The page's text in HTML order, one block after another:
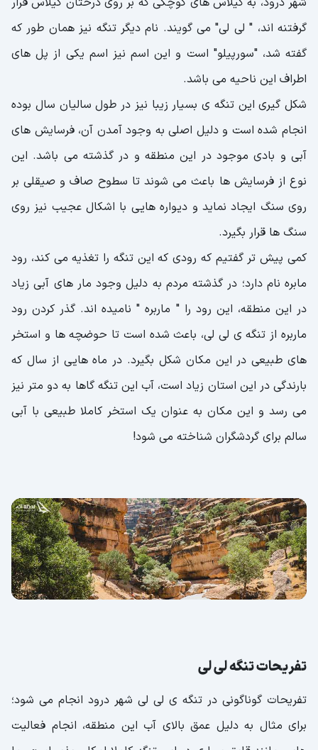
گرفتنه اند، " لی لی" می گویند. نام دیگر تنگه نیز همان طور که
گفته شد، "سورپیلو" است و این اسم نیز اسم یکی از پل های
اطراف این ناحیه می باشد.
شکل گیری این تنگه ی بسیار زیبا نیز در طول سالیان سال بوده
انجام شده است و دلیل اصلی به وجود آمدن آن، فرسایش ‌های
آبی و بادی موجود در این منطقه و در گذشته می باشد. این
نوع از فرسایش ها باعث می شوند تا سطوح صاف و صیقلی بر
روی سنگ ایجاد نماید و دیواره هایی با اشکال عجیب نیز روی
سنگ ها قرار بگیرد.
کمی پیش تر گفتیم که رودی که این تنگه را تغذیه می کند، رود
مابره نام دارد؛ در گذشته مردم به دلیل وجود مار های آبی زیاد
در این منطقه، این رود را " ماربره " نامیده اند. گذر کردن رود
ماربره از تنگه ی لی لی، باعث شده است تا حوضچه ‌ها و استخر
های طبیعی در این مکان شکل بگیرد. در ماه هایی از سال که
بارندگی در این استان زیاد است، آب این تنگه گاها به دو متر نیز
می رسد و این مکان به عنوان یک استخر کاملا طبیعی با آبی
سالم برای گردشگران شناخته می شود!
تفریحات تنگه لی لی
تفریحات گوناگونی در تنگه ی لی لی شهر درود انجام می شود؛
برای مثال به دلیل عمق بالای آب این منطقه، انجام فعالیت